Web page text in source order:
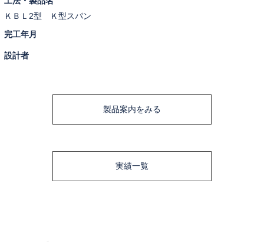
ＫＢＬ2型 Ｋ型スパン
完工年月
設計者
製品案内をみる
実績一覧